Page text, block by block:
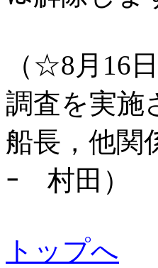
（☆8月16
調査を実施
船長，他関
ｰ 村田）
トップへ